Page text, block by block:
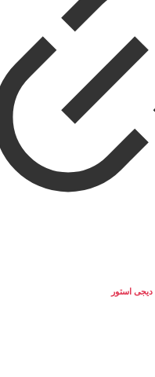
استور